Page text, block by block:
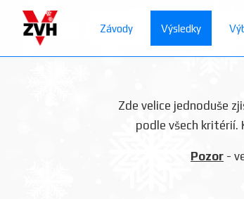
Závody Výsledky
Zde velice jednoduše
podle všech kritérií.
Pozor -